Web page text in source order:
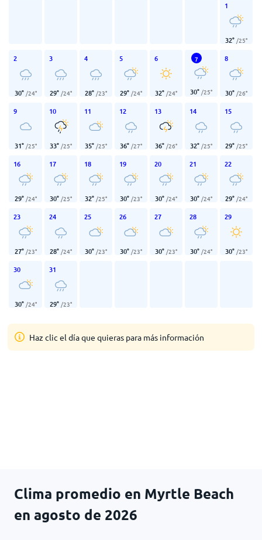
1
32° /25°
2
30° /24°
3
29° /24°
4
28° /23°
5
29° /24°
6
32° /24°
7
30° /25°
8
30° /26°
9
31° /25°
10
33° /25°
11
35° /25°
12
36° /27°
13
36° /26°
14
32° /25°
15
29° /25°
16
29° /24°
17
30° /25°
18
32° /25°
19
30° /23°
20
30° /24°
21
30° /24°
22
29° /24°
23
27° /23°
24
28° /24°
25
30° /23°
26
30° /23°
27
30° /23°
28
30° /24°
29
30° /23°
30
30° /24°
31
29° /23°
Haz clic el día que quieras para más información
Clima promedio en Myrtle Beach
en agosto de 2026